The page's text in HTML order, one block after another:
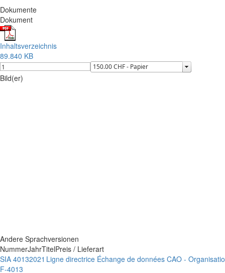
Dokumente
Dokument
Inhaltsverzeichnis
89.840 KB
Bild(er)
Andere Sprachversionen
NummerJahrTitelPreis / Lieferart
SIA 4013
F-4013
2021 Ligne directrice Échange de données CAO -